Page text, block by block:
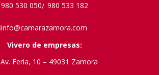
980 530 050/ 980 533 182
info@camarazamora.com
Vivero de empresas:
Av. Feria, 10 – 49031 Zamora